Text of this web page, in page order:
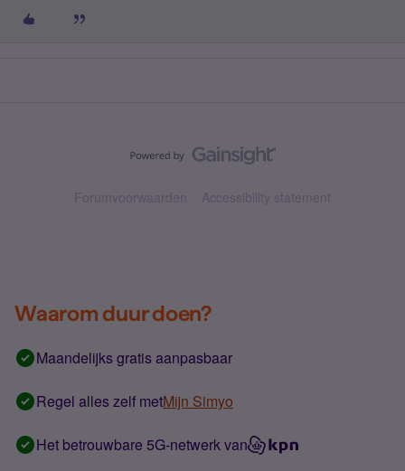
Forumvoorwaarden Accessibility statement
Waarom duur doen?
Maandelijks gratis aanpasbaar
Regel alles zelf metMijn Simyo
Het betrouwbare 5G-netwerk van